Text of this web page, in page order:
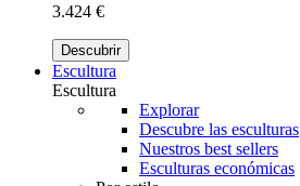
3.424 €
Descubrir
Escultura
Escultura
Explorar
Descubre las esculturas
Nuestros best sellers
Esculturas económicas